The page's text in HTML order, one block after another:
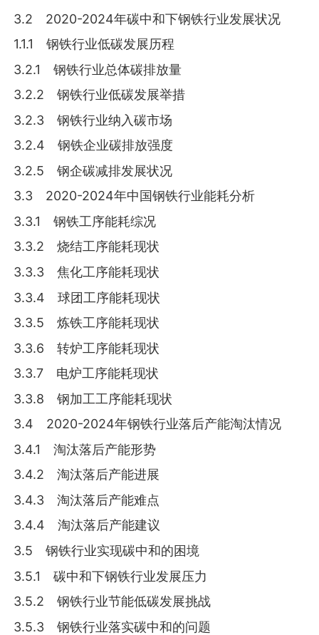
3.2 2020-2024年碳中和下钢铁行业发展状况
1.1.1 钢铁行业低碳发展历程
3.2.1 钢铁行业总体碳排放量
3.2.2 钢铁行业低碳发展举措
3.2.3 钢铁行业纳入碳市场
3.2.4 钢铁企业碳排放强度
3.2.5 钢企碳减排发展状况
3.3 2020-2024年中国钢铁行业能耗分析
3.3.1 钢铁工序能耗综况
3.3.2 烧结工序能耗现状
3.3.3 焦化工序能耗现状
3.3.4 球团工序能耗现状
3.3.5 炼铁工序能耗现状
3.3.6 转炉工序能耗现状
3.3.7 电炉工序能耗现状
3.3.8 钢加工工序能耗现状
3.4 2020-2024年钢铁行业落后产能淘汰情况
3.4.1 淘汰落后产能形势
3.4.2 淘汰落后产能进展
3.4.3 淘汰落后产能难点
3.4.4 淘汰落后产能建议
3.5 钢铁行业实现碳中和的困境
3.5.1 碳中和下钢铁行业发展压力
3.5.2 钢铁行业节能低碳发展挑战
3.5.3 钢铁行业落实碳中和的问题